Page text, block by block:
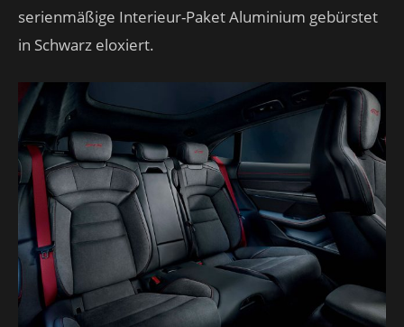
serienmäßige Interieur-Paket Aluminium gebürstet
in Schwarz eloxiert.